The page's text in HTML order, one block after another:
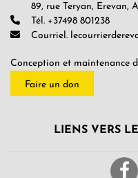
89, rue Teryan, Erevan,
Tél. +37498 801238
Courriel.
Conception et maintenance
Faire un don
LIENS VERS